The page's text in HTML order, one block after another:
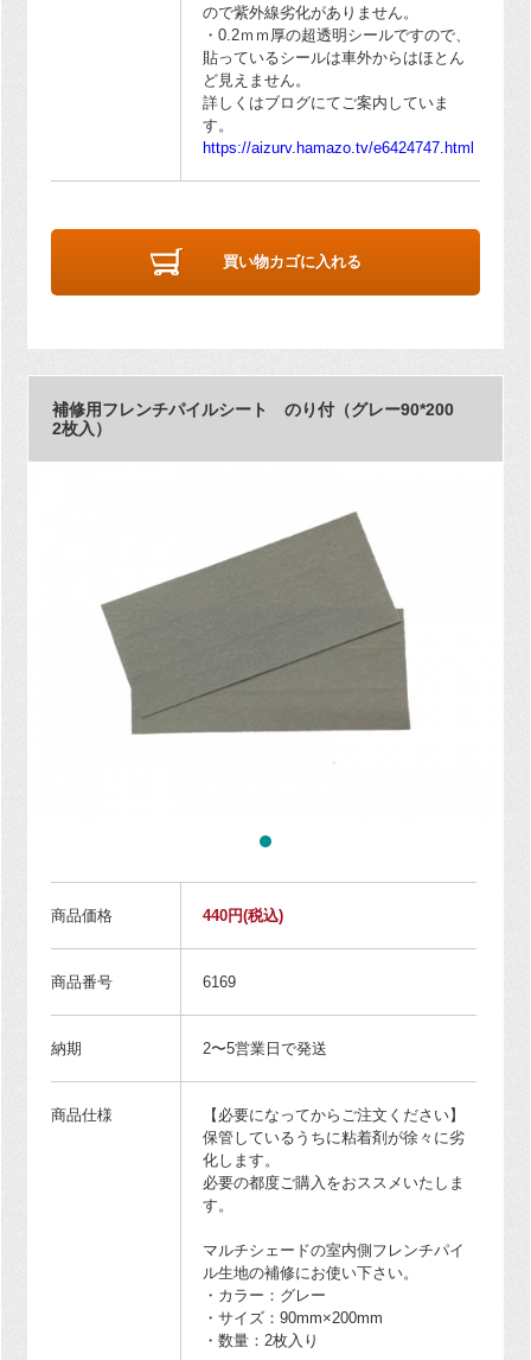
ので紫外線劣化がありません。
・0.2ｍｍ厚の超透明シールですので、
貼っているシールは車外からはほとん
ど見えません。
詳しくはブログにてご案内していま
す。
https://aizurv.hamazo.tv/e6424747.html
買い物カゴに入れる
補修用フレンチパイルシート のり付（グレー90*200
2枚入）
商品価格 440円(税込)
商品番号 6169
納期 2〜5営業日で発送
商品仕様
【必要になってからご注文ください】
保管しているうちに粘着剤が徐々に劣
化します。
必要の都度ご購入をおススメいたしま
す。
マルチシェードの室内側フレンチパイ
ル生地の補修にお使い下さい。
・カラー：グレー
・サイズ：90mm×200mm
・数量：2枚入り